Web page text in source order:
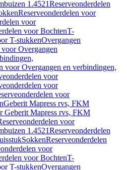
1.4521Reserveonderdelen
Reserveonderdelen voor
voor
voor BochtenT-
T-stukkenOvergangen
Overgangen
voor Overgangen en verbindingen,
voor
voor
voor
Geberit Mapress rvs, FKM
Geberit Mapress rvs, FKM
voor
1.4521Reserveonderdelen
SokkenReserveonderdelen
voor
voor BochtenT-
T-stukkenOvergangen